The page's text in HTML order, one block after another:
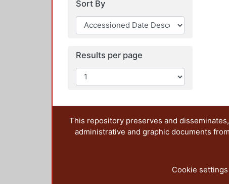
Sort By
Results per page
This repository preserves and
administrative and graphic documents
Cookie settings